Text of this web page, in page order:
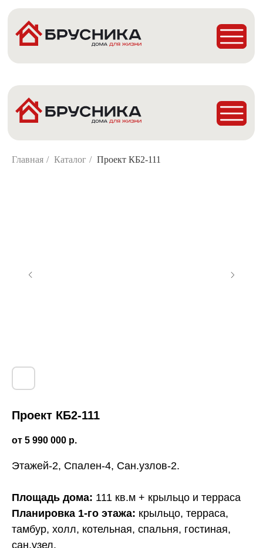
ГлавнаяПроектыПостроенные домаДеревянные Бани
Главная / Каталог / Проект КБ2-111
Проект КБ2-111
5 990 000 р.
Этажей-2, Спален-4, Сан.узлов-2.
Площадь дома: 111 кв.м + крыльцо и терраса
Планировка 1-го этажа: крыльцо, терраса,
тамбур, холл, котельная, спальня, гостиная,
сан.узел.
Этапы строительства
двухэтажного дома